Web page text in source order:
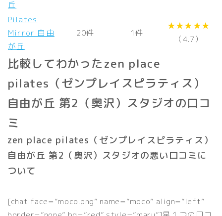
丘
Pilates
Mirror 自由
が丘
20件 1件
★★★★★
（4.7）
比較してわかったzen place
pilates（ゼンプレイスピラティス）
自由が丘 第2（奥沢）スタジオの口コ
ミ
zen place pilates（ゼンプレイスピラティス）
自由が丘 第2（奥沢）スタジオの悪い口コミに
ついて
[chat face=”moco.png” name=”moco” align=”left”